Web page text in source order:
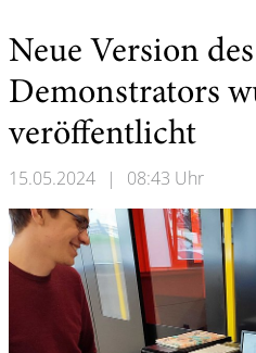
Neue Version
Demonstrators
veröffentlicht
15.05.2024 | 08:43 Uhr